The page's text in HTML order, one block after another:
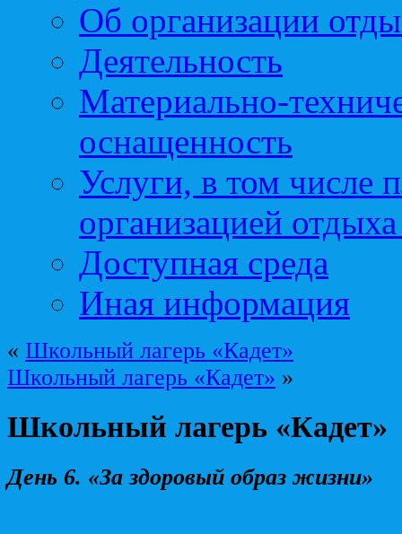
Об организации
Деятельность
Материально-
оснащенность
Услуги, в том числе
организацией
Доступная среда
Иная информация
« Школьный лагерь «Кадет»
Школьный лагерь «Кадет» »
Школьный лагерь «Кадет»
День 6. «За здоровый образ жизни»